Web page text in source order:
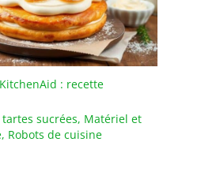
de la durabilité, c'est
pourquoi nos assiettes
sont conçues pour être
réutilisées sans sacrifier
le style. Pour maintenir le
bord doré élégant, il
assiettes à la main,
assurant qu'elles
: recette
sucrées, Matériel et
, Robots de cuisine